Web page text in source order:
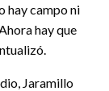
hay campo ni
hay que
Jaramillo